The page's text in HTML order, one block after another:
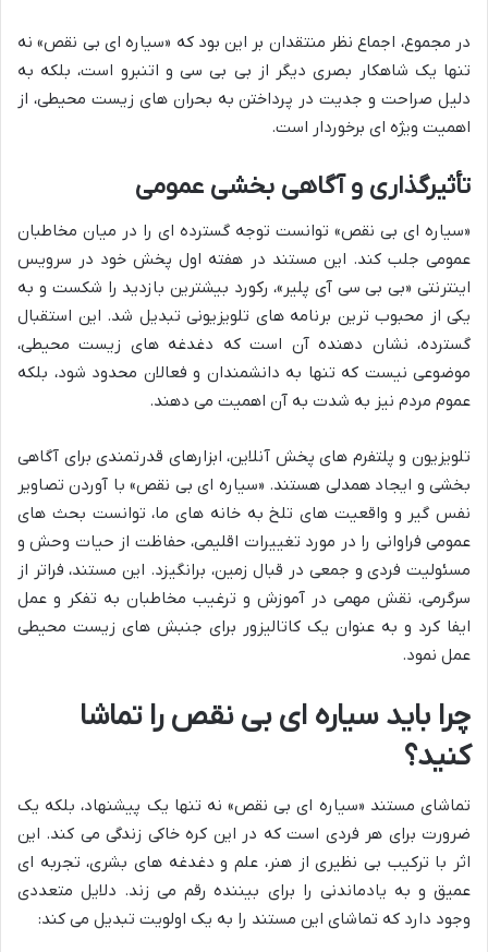
در مجموع، اجماع نظر منتقدان بر این بود که «سیاره ای بی نقص» نه
تنها یک شاهکار بصری دیگر از بی بی سی و اتنبرو است، بلکه به
دلیل صراحت و جدیت در پرداختن به بحران های زیست محیطی، از
اهمیت ویژه ای برخوردار است.
تأثیرگذاری و آگاهی بخشی عمومی
«سیاره ای بی نقص» توانست توجه گسترده ای را در میان مخاطبان
عمومی جلب کند. این مستند در هفته اول پخش خود در سرویس
اینترنتی «بی بی سی آی پلیر»، رکورد بیشترین بازدید را شکست و به
یکی از محبوب ترین برنامه های تلویزیونی تبدیل شد. این استقبال
گسترده، نشان دهنده آن است که دغدغه های زیست محیطی،
موضوعی نیست که تنها به دانشمندان و فعالان محدود شود، بلکه
عموم مردم نیز به شدت به آن اهمیت می دهند.
تلویزیون و پلتفرم های پخش آنلاین، ابزارهای قدرتمندی برای آگاهی
بخشی و ایجاد همدلی هستند. «سیاره ای بی نقص» با آوردن تصاویر
نفس گیر و واقعیت های تلخ به خانه های ما، توانست بحث های
عمومی فراوانی را در مورد تغییرات اقلیمی، حفاظت از حیات وحش و
مسئولیت فردی و جمعی در قبال زمین، برانگیزد. این مستند، فراتر از
سرگرمی، نقش مهمی در آموزش و ترغیب مخاطبان به تفکر و عمل
ایفا کرد و به عنوان یک کاتالیزور برای جنبش های زیست محیطی
عمل نمود.
چرا باید سیاره ای بی نقص را تماشا
کنید؟
تماشای مستند «سیاره ای بی نقص» نه تنها یک پیشنهاد، بلکه یک
ضرورت برای هر فردی است که در این کره خاکی زندگی می کند. این
اثر با ترکیب بی نظیری از هنر، علم و دغدغه های بشری، تجربه ای
عمیق و به یادماندنی را برای بیننده رقم می زند. دلایل متعددی
وجود دارد که تماشای این مستند را به یک اولویت تبدیل می کند: